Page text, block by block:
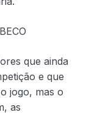
que ainda
e que
jogo, mas o
as